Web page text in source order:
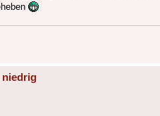
niedrig